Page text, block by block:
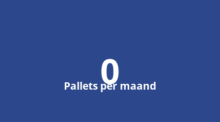
0
Pallets per maand